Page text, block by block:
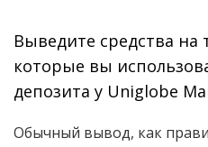
Выведите средства на
которые вы
депозита у Uniglobe
Обычный вывод, как